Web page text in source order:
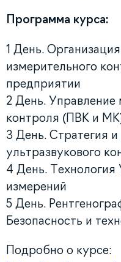
Программа курса:
1 День.
измерительного
предприятии
2 День. Управление
контроля (ПВК и
3 День. Стратегия
ультразвукового
4 День. Технология
измерений
5 День.
Безопасность и
Подробно о курсе: